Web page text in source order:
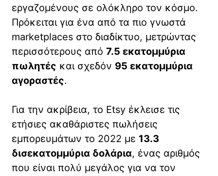
εργαζομένους σε ολόκληρο τον κόσμο.
Πρόκειται για ένα από τα πιο γνωστά
marketplaces στο διαδίκτυο, μετρώντας
περισσότερους από 7.5 εκατομμύρια
πωλητές και σχεδόν 95 εκατομμύρια
αγοραστές.
Για την ακρίβεια, το Etsy έκλεισε τις
ετήσιες ακαθάριστες πωλήσεις
εμπορευμάτων το 2022 με 13.3
δισεκατομμύρια δολάρια, ένας αριθμός
που είναι πολύ μεγάλος για να τον